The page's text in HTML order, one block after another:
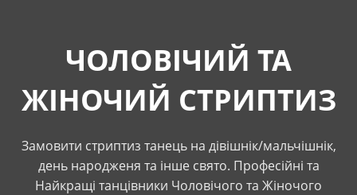
ЧОЛОВІЧИЙ ТА
ЖІНОЧИЙ СТРИПТИЗ
Замовити стриптиз танець на дівішнік/мальчішнік,
день народженя та інше свято. Професійні та
Найкращі танцівники Чоловічого та Жіночого